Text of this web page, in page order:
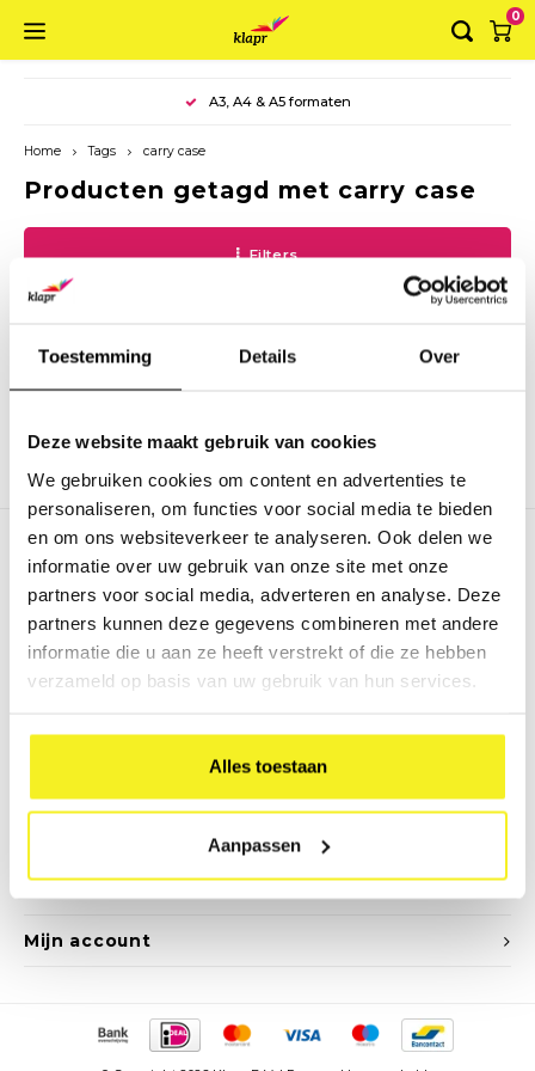
Toestemming Details Over
Deze website maakt gebruik van cookies
We gebruiken cookies om content en advertenties te
personaliseren, om functies voor social media te bieden
en om ons websiteverkeer te analyseren. Ook delen we
informatie over uw gebruik van onze site met onze
partners voor social media, adverteren en analyse. Deze
partners kunnen deze gegevens combineren met andere
informatie die u aan ze heeft verstrekt of die ze hebben
verzameld op basis van uw gebruik van hun services.
Alles toestaan
Aanpassen
Hoofdmenu / ringbanden
Luxe ringband A4
Luxe Ringband A5
Planner
Hoofdmenu / mappen
Elastomap A4
Elastomap A3
Hoofdmenu / dozen
Opbergbox
Opbergdoos
Hoofdmenu / koffers
Koffer A4
Koffer A3
Hoofdmenu
English
0
A3, A4 & A5 formaten
Home Tags carry case
Producten getagd met carry case
Filters
Geen producten gevonden!...
Nieuwsbrief
Ontvang de laatste updates, nieuws en aanbiedingen via email
Mijn account